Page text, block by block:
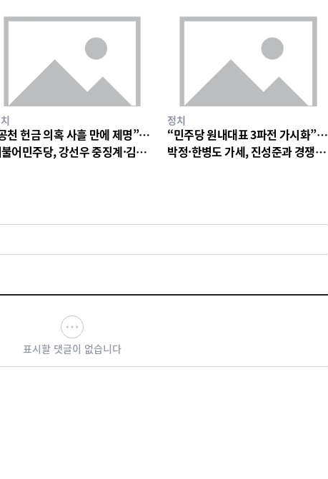
천 헌금 의혹 사흘 만에 제명”…
어민주당, 강선우 중징계·김병
정치
“민주당 원내대표 3파전 가시화”…
박정·한병도 가세, 진성준과 경쟁
표시할 댓글이 없습니다